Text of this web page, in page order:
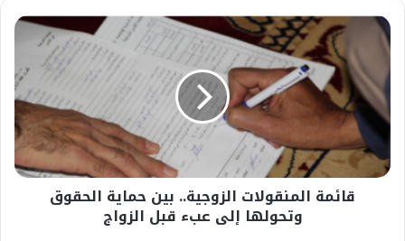
قائمة
المنقولات
الزوجية..
بين
حماية
الحقوق
وتحولها
إلى
عبء
قائمة المنقولات الزوجية.. بين حماية الحقوق
وتحولها إلى عبء قبل الزواج